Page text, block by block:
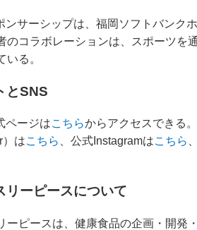
ンサーシップは、福岡ソフトバンク
のコラボレーションは、スポーツを
いる。
とSNS
ページはこちらからアクセスできる
）はこちら 、公式Instagramはこちら
リーピースについて
ーピースは、健康食品の企画・開発